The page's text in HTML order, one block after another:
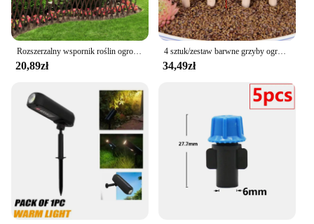
Rozszerzalny wspornik roślin ogrodowych Kratowy drewniany panel ogrodzeniowy do roślin pnących Winorośl Pluszcz Symulowany płot Wysuwana siatka ogrodzeniowa
20,89zł
4 sztuk/zestaw barwne grzyby ogrodowe dekoracje ceramika bajki grzyb realistyczny grzyb rzeźba nie blaknący muchomor
34,49zł